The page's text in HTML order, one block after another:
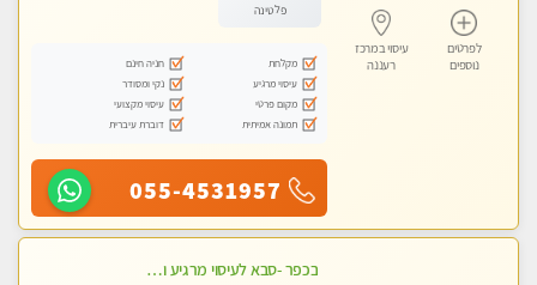
לפרטים
נוספים
עיסוי במרכז
רעננה
פלטינה
מקלחת
חניה חינם
עיסוי מרגיע
נקי ומסודר
מקום פרטי
עיסוי מקצועי
תמונה אמיתית
דוברת עיברית
055-4531957
בכפר -סבא לעיסוי מרגיע ומפנק VIP-מומלץ לחלוטין! פרטי! ​​​​​​